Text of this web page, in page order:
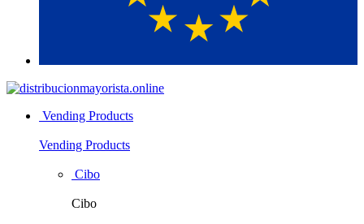
Vending Products
Vending Products
Cibo
Cibo